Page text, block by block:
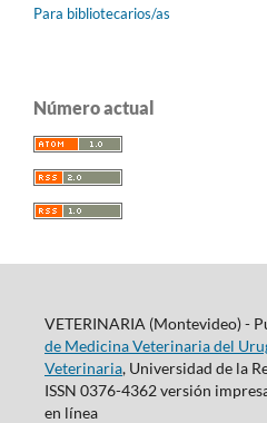
Para bibliotecarios/as
Número actual
VETERINARIA (Montevideo) -
de Medicina Veterinaria del
Veterinaria, Universidad de la
ISSN 0376-4362 versión
en línea